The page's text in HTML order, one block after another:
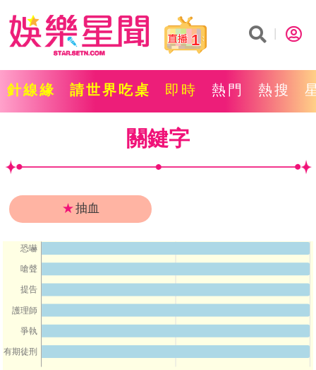
1
針線緣 請世界吃桌 即時 熱門 熱搜
關鍵字
★抽血
恐嚇
嗆聲
提告
護理師
爭執
有期徒刑